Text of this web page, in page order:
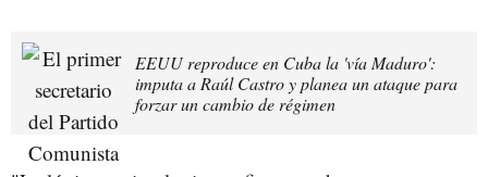
EEUU reproduce en Cuba la 'vía Maduro':
imputa a Raúl Castro y planea un ataque para
forzar un cambio de régimen